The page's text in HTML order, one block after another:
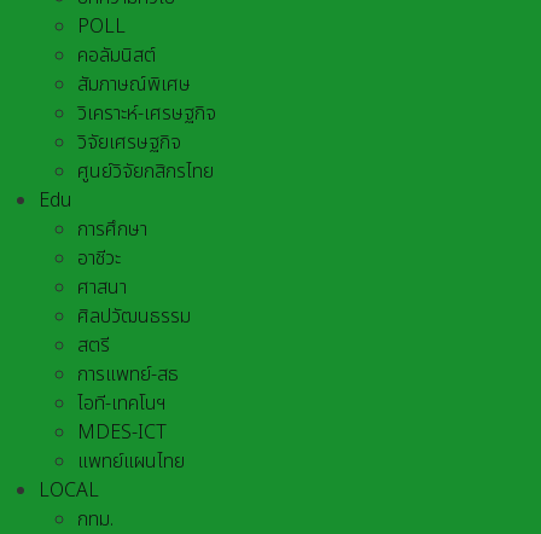
POLL
คอลัมนิสต์
สัมภาษณ์พิเศษ
วิเคราะห์-เศรษฐกิจ
วิจัยเศรษฐกิจ
ศูนย์วิจัยกสิกรไทย
Edu
การศึกษา
อาชีวะ
ศาสนา
ศิลปวัฒนธรรม
สตรี
การแพทย์-สธ
ไอที-เทคโนฯ
MDES-ICT
แพทย์แผนไทย
LOCAL
กทม.